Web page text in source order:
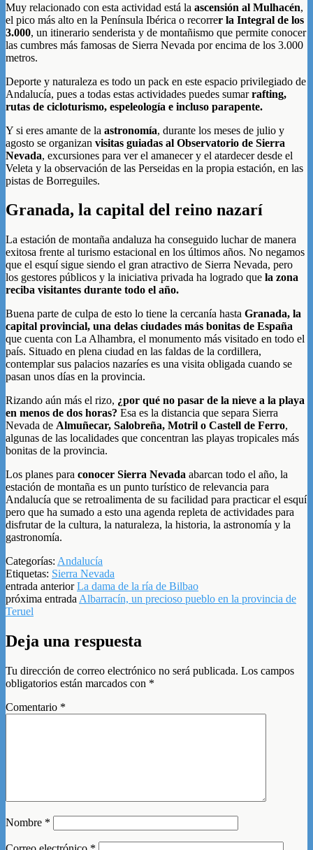
Muy relacionado con esta actividad está la ascensión al Mulhacén,
el pico más alto en la Península Ibérica o recorrer la Integral de los
3.000, un itinerario senderista y de montañismo que permite conocer
las cumbres más famosas de Sierra Nevada por encima de los 3.000
metros.
Deporte y naturaleza es todo un pack en este espacio privilegiado de
Andalucía, pues a todas estas actividades puedes sumarrafting,
rutas de cicloturismo, espeleología e incluso parapente.
Y si eres amante de la astronomía, durante los meses de julio y
agosto se organizan visitas guiadas al Observatorio de Sierra
Nevada, excursiones para ver el amanecer y el atardecer desde el
Veleta y la observación de las Perseidas en la propia estación, en las
pistas de Borreguiles.
Granada, la capital del reino nazarí
La estación de montaña andaluza ha conseguido luchar de manera
exitosa frente al turismo estacional en los últimos años. No negamos
que el esquí sigue siendo el gran atractivo de Sierra Nevada, pero
los gestores públicos y la iniciativa privada ha logrado que la zona
reciba visitantes durante todo el año.
Buena parte de culpa de esto lo tiene la cercanía hasta Granada, la
capital provincial, una delas ciudades más bonitas de España
que cuenta con La Alhambra, el monumento más visitado en todo el
país. Situado en plena ciudad en las faldas de la cordillera,
contemplar sus palacios nazaríes es una visita obligada cuando se
pasan unos días en la provincia.
Rizando aún más el rizo, ¿por qué no pasar de la nieve a la playa
en menos de dos horas? Esa es la distancia que separa Sierra
Nevada de Almuñecar, Salobreña, Motril o Castell de Ferro,
algunas de las localidades que concentran las playas tropicales más
bonitas de la provincia.
Los planes para conocer Sierra Nevada abarcan todo el año, la
estación de montaña es un punto turístico de relevancia para
Andalucía que se retroalimenta de su facilidad para practicar el esquí
pero que ha sumado a esto una agenda repleta de actividades para
disfrutar de la cultura, la naturaleza, la historia, la astronomía y la
gastronomía.
Categorías: Andalucía
Etiquetas: Sierra Nevada
entrada anteriorLa dama de la ría de Bilbao
próxima entrada Albarracín, un precioso pueblo en la provincia de
Teruel
Deja una respuesta
Tu dirección de correo electrónico no será publicada. Los campos
obligatorios están marcados con *
Comentario *
Nombre *